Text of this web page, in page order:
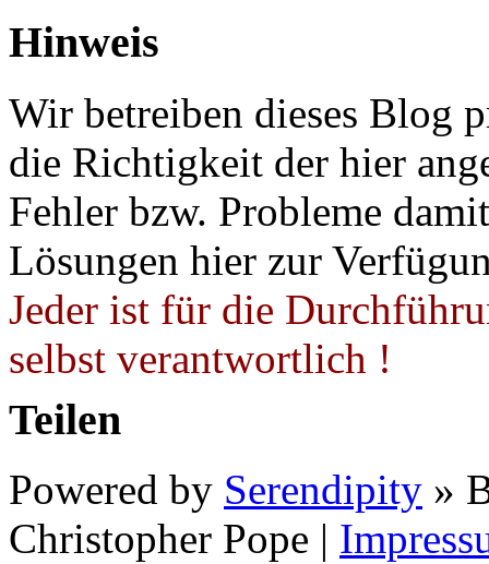
Hinweis
Wir betreiben dieses Blog
die Richtigkeit der hier
Fehler bzw. Probleme
Lösungen hier zur
Jeder ist für die
selbst verantwortlich !
Teilen
Powered by Serendipity »
Christopher Pope |